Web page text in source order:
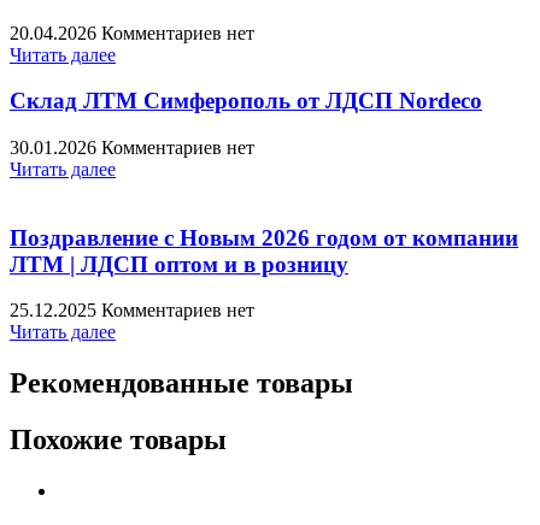
20.04.2026 Комментариев нет
Читать далее
Склад ЛТМ Симферополь от ЛДСП Nordeco
30.01.2026 Комментариев нет
Читать далее
Поздравление с Новым 2026 годом от компании
ЛТМ | ЛДСП оптом и в розницу
25.12.2025 Комментариев нет
Читать далее
Рекомендованные товары
Похожие товары